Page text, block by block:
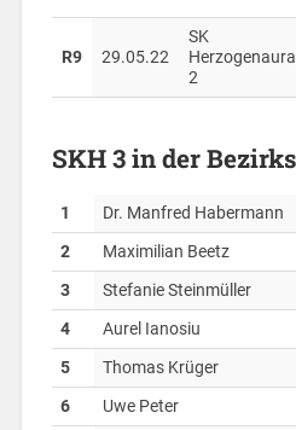
R9 29.05.22
SK
2
SKH 3 in der
1 Dr. Manfred Habermann
2
Maximilian Beetz
3
Stefanie Steinmüller
4
Aurel Ianosiu
5
Thomas Krüger
6
Uwe Peter